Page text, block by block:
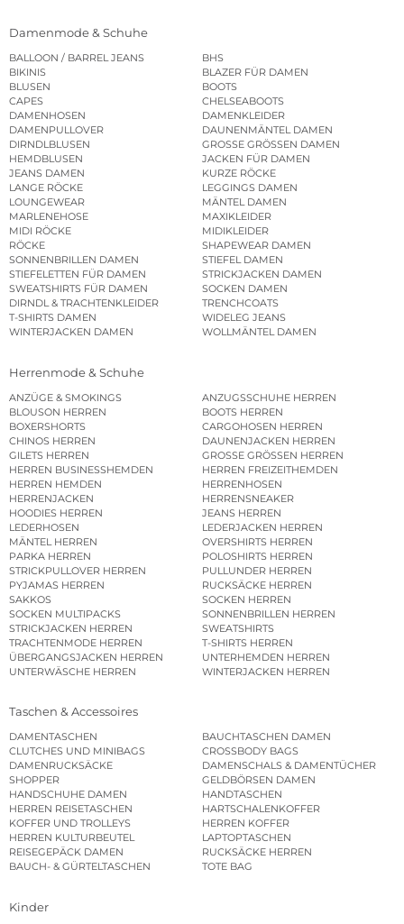
Damenmode & Schuhe
BALLOON / BARREL JEANS
BHS
BIKINIS
BLAZER FÜR DAMEN
BLUSEN
BOOTS
CAPES
CHELSEABOOTS
DAMENHOSEN
DAMENKLEIDER
DAMENPULLOVER
DAUNENMÄNTEL DAMEN
DIRNDLBLUSEN
GROSSE GRÖSSEN DAMEN
HEMDBLUSEN
JACKEN FÜR DAMEN
JEANS DAMEN
KURZE RÖCKE
LANGE RÖCKE
LEGGINGS DAMEN
LOUNGEWEAR
MÄNTEL DAMEN
MARLENEHOSE
MAXIKLEIDER
MIDI RÖCKE
MIDIKLEIDER
RÖCKE
SHAPEWEAR DAMEN
SONNENBRILLEN DAMEN
STIEFEL DAMEN
STIEFELETTEN FÜR DAMEN
STRICKJACKEN DAMEN
SWEATSHIRTS FÜR DAMEN
SOCKEN DAMEN
DIRNDL & TRACHTENKLEIDER
TRENCHCOATS
T-SHIRTS DAMEN
WIDELEG JEANS
WINTERJACKEN DAMEN
WOLLMÄNTEL DAMEN
Herrenmode & Schuhe
ANZÜGE & SMOKINGS
ANZUGSSCHUHE HERREN
BLOUSON HERREN
BOOTS HERREN
BOXERSHORTS
CARGOHOSEN HERREN
CHINOS HERREN
DAUNENJACKEN HERREN
GILETS HERREN
GROSSE GRÖSSEN HERREN
HERREN BUSINESSHEMDEN
HERREN FREIZEITHEMDEN
HERREN HEMDEN
HERRENHOSEN
HERRENJACKEN
HERRENSNEAKER
HOODIES HERREN
JEANS HERREN
LEDERHOSEN
LEDERJACKEN HERREN
MÄNTEL HERREN
OVERSHIRTS HERREN
PARKA HERREN
POLOSHIRTS HERREN
STRICKPULLOVER HERREN
PULLUNDER HERREN
PYJAMAS HERREN
RUCKSÄCKE HERREN
SAKKOS
SOCKEN HERREN
SOCKEN MULTIPACKS
SONNENBRILLEN HERREN
STRICKJACKEN HERREN
SWEATSHIRTS
TRACHTENMODE HERREN
T-SHIRTS HERREN
ÜBERGANGSJACKEN HERREN
UNTERHEMDEN HERREN
UNTERWÄSCHE HERREN
WINTERJACKEN HERREN
Taschen & Accessoires
DAMENTASCHEN
BAUCHTASCHEN DAMEN
CLUTCHES UND MINIBAGS
CROSSBODY BAGS
DAMENRUCKSÄCKE
DAMENSCHALS & DAMENTÜCHER
SHOPPER
GELDBÖRSEN DAMEN
HANDSCHUHE DAMEN
HANDTASCHEN
HERREN REISETASCHEN
HARTSCHALENKOFFER
KOFFER UND TROLLEYS
HERREN KOFFER
HERREN KULTURBEUTEL
LAPTOPTASCHEN
REISEGEPÄCK DAMEN
RUCKSÄCKE HERREN
BAUCH- & GÜRTELTASCHEN
TOTE BAG
Kinder